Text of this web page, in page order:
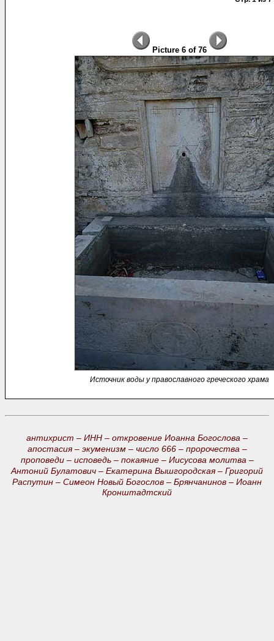
Picture 6 of 76
Источник воды у православного греческого храма
антихрист – ИНН – откровение Иоанна Богослова –
апостасия – экуменизм – число 666 – пророчества –
проповеди – исповедь – покаяние – Иисусова молитва –
Антоний Булатович – Екатерина Вышгородская – Григорий
Распутин – Симеон Новый Богослов – Брянчанинов – Иоанн
Кронштадтский